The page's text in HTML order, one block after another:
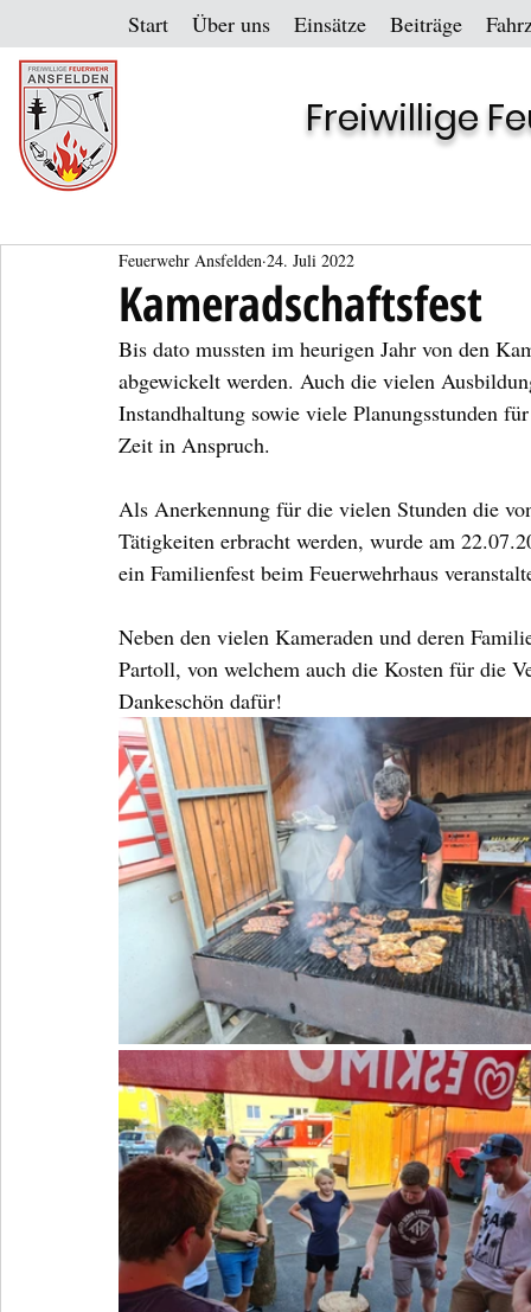
Start Über uns Einsätze Beiträge
Freiwillige
Kameradschaftsfest
Feuerwehr Ansfelden 24. Juli 2022
Bis dato mussten im heurigen Jahr von den
abgewickelt werden. Auch die vielen
Instandhaltung sowie viele Planungsstunden
Zeit in Anspruch.
Als Anerkennung für die vielen Stunden die
Tätigkeiten erbracht werden, wurde am
ein Familienfest beim Feuerwehrhaus
Neben den vielen Kameraden und deren
Partoll, von welchem auch die Kosten für die
Dankeschön dafür!